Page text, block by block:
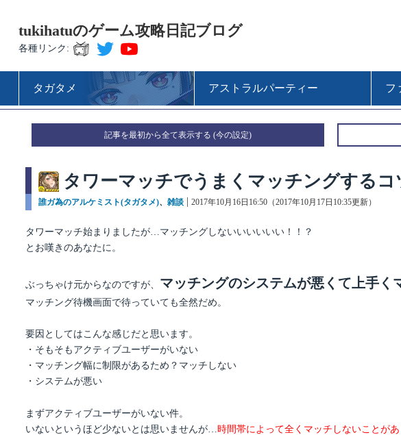
tukihatuのゲーム攻略日記ブログ
各種リンク:
タガタメ アストラルパーティー フ
記事を最初から全て表示する
タワーマッチでうまくマッチングするコ
カ
ゴ
リ
誰ガ為のアルケミスト(タガタメ)、 雑談
投
日:
2017年10月16日16:50（2017年10月17日10:35更新）
タワーマッチ始まりましたが…マッチングしないいいいいい！！？
とお嘆きのあなたに。
ぶっちゃけ元からなのですが、 マッチングのシステムが悪くて上手く
マッチング待機画面で待っていても全然だめ。
要因としてはこんな感じだと思います。
・そもそもアクティブユーザーがいない
・マッチング幅に制限があるため？マッチしない
・システムが悪い
まずアクティブユーザーがいない件。
いないというほど少ないとは思いませんが… 時間帯によって全くマッチしないことがあ